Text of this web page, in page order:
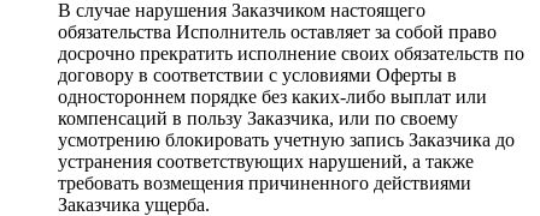
В случае нарушения Заказчиком настоящего
обязательства Исполнитель оставляет за собой право
досрочно прекратить исполнение своих обязательств по
договору в соответствии с условиями Оферты в
одностороннем порядке без каких-либо выплат или
компенсаций в пользу Заказчика, или по своему
усмотрению блокировать учетную запись Заказчика до
устранения соответствующих нарушений, а также
требовать возмещения причиненного действиями
Заказчика ущерба.